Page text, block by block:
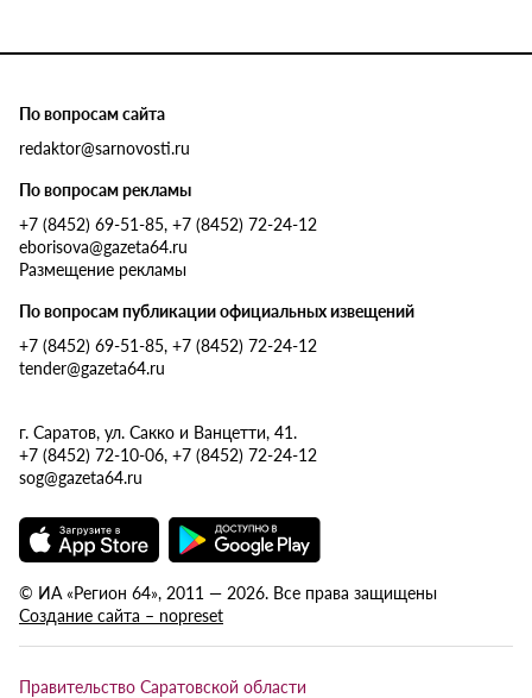
По вопросам сайта
redaktor@sarnovosti.ru
По вопросам рекламы
+7 (8452) 69-51-85, +7 (8452) 72-24-12
eborisova@gazeta64.ru
Размещение рекламы
По вопросам публикации официальных извещений
+7 (8452) 69-51-85, +7 (8452) 72-24-12
tender@gazeta64.ru
г. Саратов, ул. Сакко и Ванцетти, 41.
+7 (8452) 72-10-06, +7 (8452) 72-24-12
sog@gazeta64.ru
© ИА «Регион 64», 2011 — 2026. Все права защищены
Создание сайта – nopreset
Правительство Саратовской области